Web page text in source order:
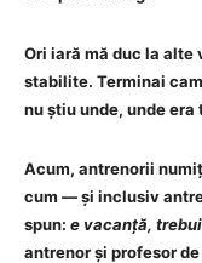
Ori iară mă duc la alte
stabilite. Terminai
nu știu unde, unde
Acum, antrenorii
cum — și inclusiv
spun: e vacanță,
antrenor și profesor